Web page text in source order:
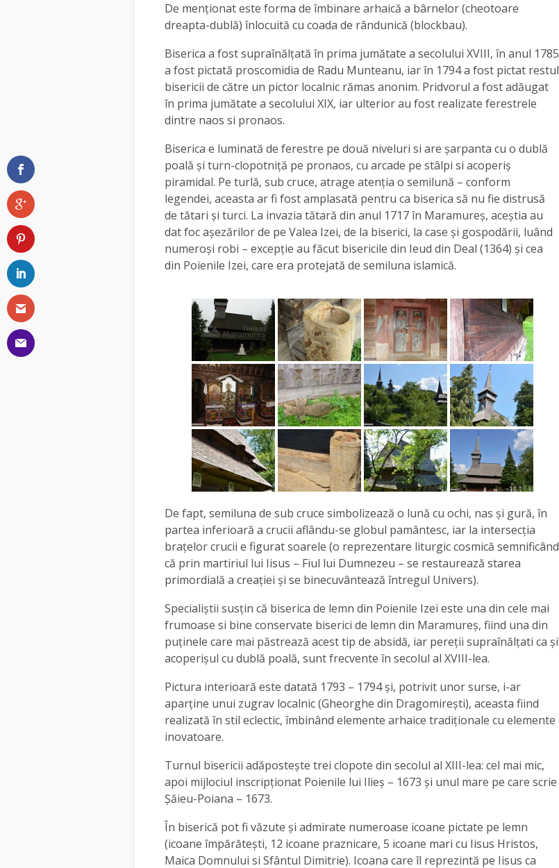
De menționat este forma de îmbinare arhaică a bârnelor (cheotoare
dreapta-dublă) înlocuită cu coada de rândunică (blockbau).
Biserica a fost supraînălțată în prima jumătate a secolului XVIII, în anul 1785
a fost pictată proscomidia de Radu Munteanu, iar în 1794 a fost pictat restul
bisericii de către un pictor localnic rămas anonim. Pridvorul a fost adăugat
în prima jumătate a secolului XIX, iar ulterior au fost realizate ferestrele
dintre naos si pronaos.
Biserica e luminată de ferestre pe două niveluri si are șarpanta cu o dublă
poală și turn-clopotniță pe pronaos, cu arcade pe stâlpi si acoperiș
piramidal. Pe turlă, sub cruce, atrage atenția o semilună – conform
legendei, aceasta ar fi fost amplasată pentru ca biserica să nu fie distrusă
de tătari și turci. La invazia tătară din anul 1717 în Maramureș, aceștia au
dat foc așezărilor de pe Valea Izei, de la biserici, la case și gospodării, luând
numeroși robi – excepție au făcut bisericile din Ieud din Deal (1364) și cea
din Poienile Izei, care era protejată de semiluna islamică.
De fapt, semiluna de sub cruce simbolizează o lună cu ochi, nas și gură, în
partea inferioară a crucii aflându-se globul pamântesc, iar la intersecția
brațelor crucii e figurat soarele (o reprezentare liturgic cosmică semnificând
că prin martiriul lui Iisus – Fiul lui Dumnezeu – se restaurează starea
primordială a creației și se binecuvântează întregul Univers).
Specialiștii susțin că biserica de lemn din Poienile Izei este una din cele mai
frumoase si bine conservate biserici de lemn din Maramureș, fiind una din
puținele care mai păstrează acest tip de absidă, iar pereții supraînălțati ca și
acoperișul cu dublă poală, sunt frecvente în secolul al XVIII-lea.
Pictura interioară este datată 1793 – 1794 și, potrivit unor surse, i-ar
aparține unui zugrav localnic (Gheorghe din Dragomirești), aceasta fiind
realizată în stil eclectic, îmbinând elemente arhaice tradiționale cu elemente
inovatoare.
Turnul bisericii adăpostește trei clopote din secolul al XIII-lea: cel mai mic,
apoi mijlociul inscripționat Poienile lui Ilieș – 1673 și unul mare pe care scrie
Șăieu-Poiana – 1673.
În biserică pot fi văzute și admirate numeroase icoane pictate pe lemn
(icoane împărătești, 12 icoane praznicare, 5 icoane mari cu Iisus Hristos,
Maica Domnului si Sfântul Dimitrie). Icoana care îl reprezintă pe Iisus ca